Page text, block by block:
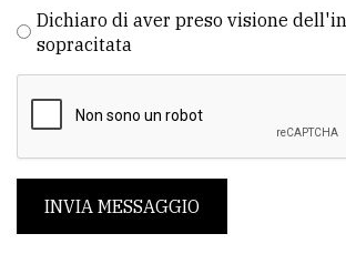
Dichiaro di aver preso visione
sopracitata
INVIA MESSAGGIO